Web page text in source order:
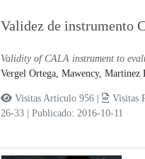
Validez de instrumento
Validity of CALA instrument to
Vergel Ortega, Mawency, Martinez
Visitas Artículo 956 |
Visitas
26-33
Publicado: 2016-10-11